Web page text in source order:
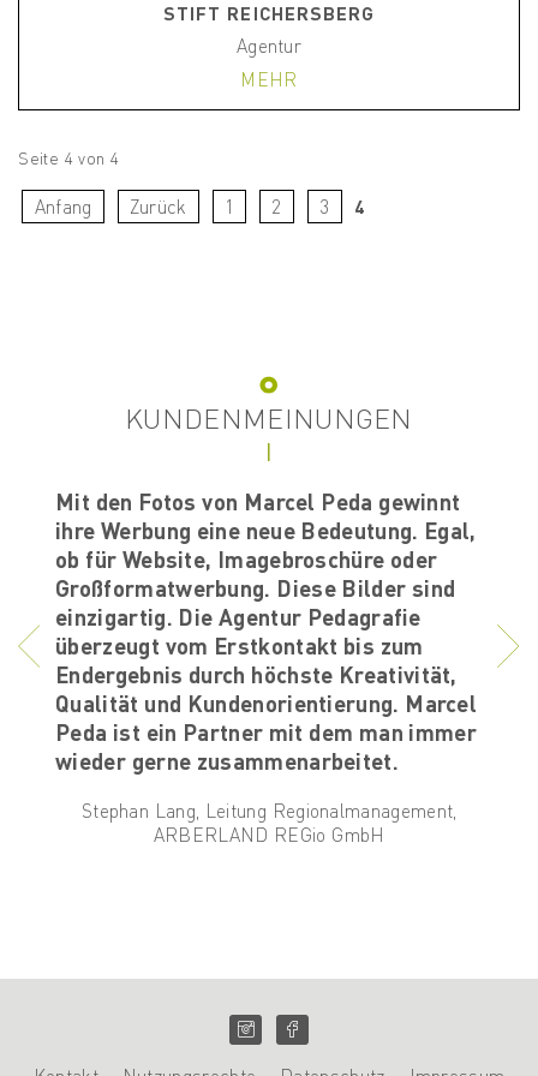
STIFT REICHERSBERG
Agentur
MEHR
Seite 4 von 4
Anfang Zurück 1 2 3 4
KUNDENMEINUNGEN
Mit den Fotos von Marcel Peda gewinnt
ihre Werbung eine neue Bedeutung. Egal,
ob für Website, Imagebroschüre oder
Großformatwerbung. Diese Bilder sind
einzigartig. Die Agentur Pedagrafie
überzeugt vom Erstkontakt bis zum
Endergebnis durch höchste Kreativität,
Qualität und Kundenorientierung. Marcel
Peda ist ein Partner mit dem man immer
wieder gerne zusammenarbeitet.
Stephan Lang, Leitung Regionalmanagement,
ARBERLAND REGio GmbH